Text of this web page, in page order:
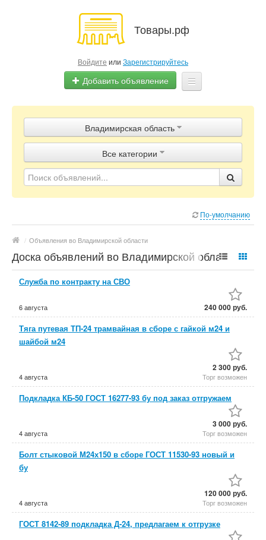
Товары.рф
Войдите или Зарегистрируйтесь
Добавить объявление
Объявления
Магазины
Контакты
Владимирская область
Все категории
По-умолчанию
/ Объявления во Владимирской области
Доска объявлений во Владимирской области
Служба по контракту на СВО
6 августа 240 000 руб.
Тяга путевая ТП-24 трамвайная в сборе с гайкой м24 и
шайбой м24
4 августа
2 300 руб.
Торг возможен
Подкладка КБ-50 ГОСТ 16277-93 бу под заказ отгружаем
4 августа
3 000 руб.
Торг возможен
Болт стыковой М24х150 в сборе ГОСТ 11530-93 новый и
бу
4 августа
120 000 руб.
Торг возможен
ГОСТ 8142-89 подкладка Д-24, предлагаем к отгрузке